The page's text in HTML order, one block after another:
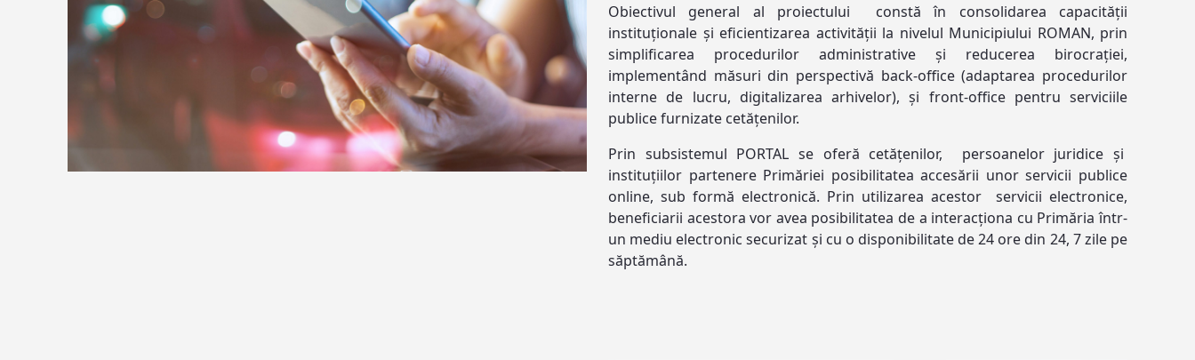
Obiectivul general al proiectului constă în consolidarea capacității
instituționale și eficientizarea activității la nivelul Municipiului ROMAN, prin
simplificarea procedurilor administrative și reducerea birocrației,
implementând măsuri din perspectivă back-office (adaptarea procedurilor
interne de lucru, digitalizarea arhivelor), și front-office pentru serviciile
publice furnizate cetățenilor.
Prin subsistemul PORTAL se oferă cetățenilor, persoanelor juridice și
instituțiilor partenere Primăriei posibilitatea accesării unor servicii publice
online, sub formă electronică. Prin utilizarea acestor servicii electronice,
beneficiarii acestora vor avea posibilitatea de a interacționa cu Primăria într-
un mediu electronic securizat și cu o disponibilitate de 24 ore din 24, 7 zile pe
săptămână.